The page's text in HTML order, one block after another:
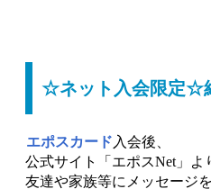
☆ネット入会限定☆
エポスカード 入会後、
公式サイト「エポスNet」よ
友達や家族等にメッセージ